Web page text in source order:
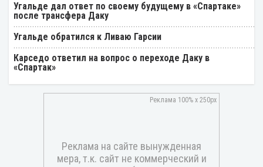
Угальде дал ответ по своему будущему в «Спартаке»
после трансфера Даку
Угальде обратился к Ливаю Гарсии
Карседо ответил на вопрос о переходе Даку в
«Спартак»